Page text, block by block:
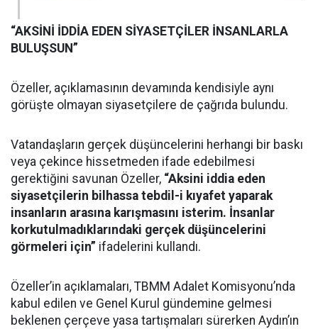
“AKSİNİ İDDİA EDEN SİYASETÇİLER İNSANLARLA
BULUŞSUN”
Özeller, açıklamasının devamında kendisiyle aynı
görüşte olmayan siyasetçilere de çağrıda bulundu.
Vatandaşların gerçek düşüncelerini herhangi bir baskı
veya çekince hissetmeden ifade edebilmesi
gerektiğini savunan Özeller, “Aksini iddia eden
siyasetçilerin bilhassa tebdil-i kıyafet yaparak
insanların arasına karışmasını isterim. İnsanlar
korkutulmadıklarındaki gerçek düşüncelerini
görmeleri için” ifadelerini kullandı.
Özeller’in açıklamaları, TBMM Adalet Komisyonu’nda
kabul edilen ve Genel Kurul gündemine gelmesi
beklenen çerçeve yasa tartışmaları sürerken Aydın’ın